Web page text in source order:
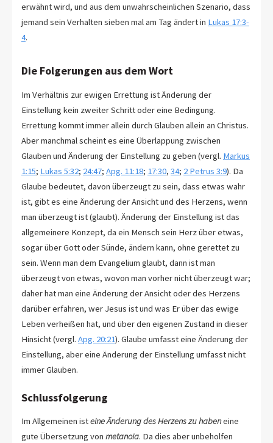
erwähnt wird, und aus dem unwahrscheinlichen Szenario, dass
jemand sein Verhalten sieben mal am Tag ändert in Lukas 17:3-
4.
Die Folgerungen aus dem Wort
Im Verhältnis zur ewigen Errettung ist Änderung der
Einstellung kein zweiter Schritt oder eine Bedingung.
Errettung kommt immer allein durch Glauben allein an Christus.
Aber manchmal scheint es eine Überlappung zwischen
Glauben und Änderung der Einstellung zu geben (vergl. Markus
1:15; Lukas 5:32; 24:47; Apg. 11:18; 17:30, 34; 2 Petrus 3:9). Da
Glaube bedeutet, davon überzeugt zu sein, dass etwas wahr
ist, gibt es eine Änderung der Ansicht und des Herzens, wenn
man überzeugt ist (glaubt). Änderung der Einstellung ist das
allgemeinere Konzept, da ein Mensch sein Herz über etwas,
sogar über Gott oder Sünde, ändern kann, ohne gerettet zu
sein. Wenn man dem Evangelium glaubt, dann ist man
überzeugt von etwas, wovon man vorher nicht überzeugt war;
daher hat man eine Änderung der Ansicht oder des Herzens
darüber erfahren, wer Jesus ist und was Er über das ewige
Leben verheißen hat, und über den eigenen Zustand in dieser
Hinsicht (vergl. Apg. 20:21). Glaube umfasst eine Änderung der
Einstellung, aber eine Änderung der Einstellung umfasst nicht
immer Glauben.
Schlussfolgerung
Im Allgemeinen isteine Änderung des Herzens zu habeneine
gute Übersetzung von metanoia. Da dies aber unbeholfen